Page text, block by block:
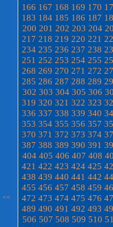
<<
166 167 168 169 170
183 184 185 186 187
200 201 202 203 204
217 218 219 220 221
234 235 236 237 238
251 252 253 254 255
268 269 270 271 272
285 286 287 288 289
302 303 304 305 306
319 320 321 322 323
336 337 338 339 340
353 354 355 356 357
370 371 372 373 374
387 388 389 390 391
404 405 406 407 408
421 422 423 424 425
438 439 440 441 442
455 456 457 458 459
472 473 474 475 476
489 490 491 492 493
506 507 508 509 510